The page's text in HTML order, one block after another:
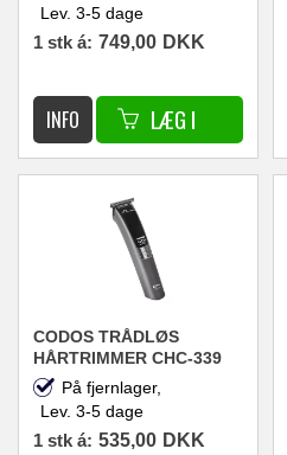
Lev. 3-5 dage
1 stk á: 749,00 DKK
CODOS TRÅDLØS
HÅRTRIMMER CHC-339
På fjernlager,
Lev. 3-5 dage
1 stk á: 535,00 DKK